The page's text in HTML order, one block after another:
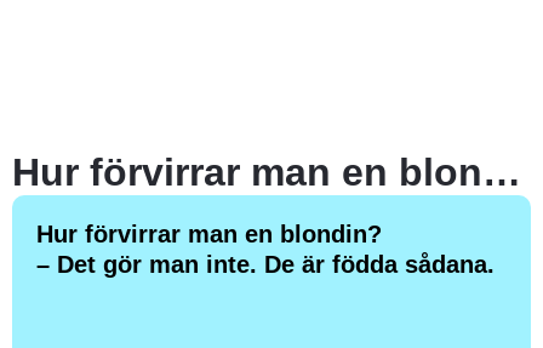
Hur förvirrar man en blondin?
Hur förvirrar man en blondin?
– Det gör man inte. De är födda sådana.